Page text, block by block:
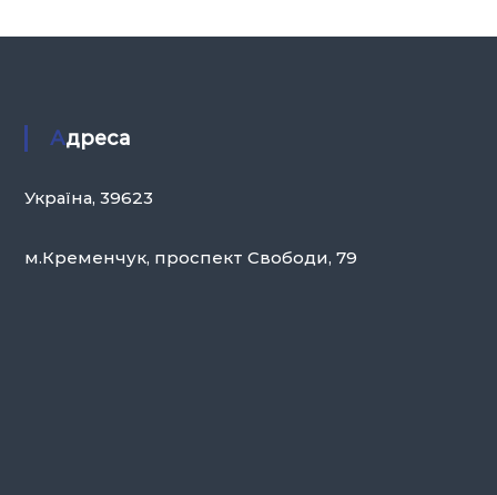
Адреса
Україна, 39623
м.Кременчук, проспект Свободи, 79